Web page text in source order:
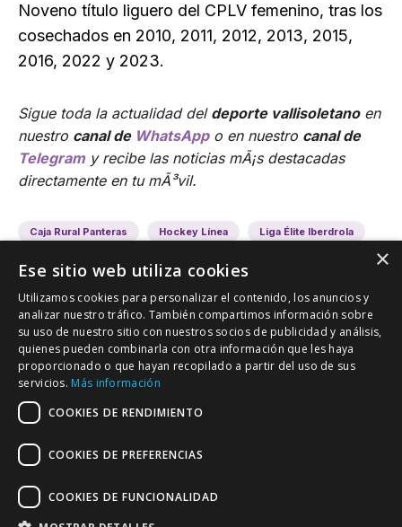
Noveno título liguero del CPLV femenino, tras los
cosechados en 2010, 2011, 2012, 2013, 2015,
2016, 2022 y 2023.
Sigue toda la actualidad del deporte vallisoletanoen
nuestro canal de WhatsAppo en nuestro canal de
Telegramy recibe las noticias mÃ¡s destacadas
directamente en tu mÃ³vil.
Caja Rural Panteras Hockey Línea Liga Élite Iberdrola
VALLADOLID DEPORTIVO
Colaboración Contacto
×
Ese sitio web utiliza cookies
Utilizamos cookies para personalizar el contenido, los anuncios y
analizar nuestro tráfico. También compartimos información sobre
su uso de nuestro sitio con nuestros socios de publicidad y análisis,
quienes pueden combinarla con otra información que les haya
proporcionado o que hayan recopilado a partir del uso de sus
servicios. Más información
COOKIES DE RENDIMIENTO
COOKIES DE PREFERENCIAS
COOKIES DE FUNCIONALIDAD